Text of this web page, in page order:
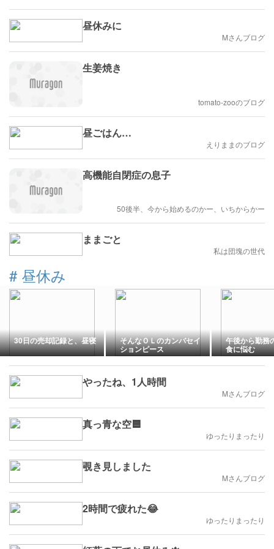
昼休みに
Mさんブログ
生姜焼き
tomato-zooのブログ
昼ごはん…
えりままのブログ
高機能自閉症の息子
50後半、今から始めるのかー、いちからかー
ままごと
私は団塊の世代
# 昼休み
30日の売却記録と、昼寝 そんなＯＬのカンバセイ
ションピース
午後から勤務
食に悩む
やったね、1人時間
Mさんブログ
真っ青な空🟦
ゆったりまったり
覗き見しました
Mさんブログ
2時間で疲れた😂
ゆったりまったり